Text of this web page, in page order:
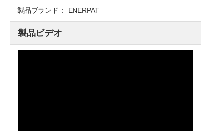
製品ブランド： ENERPAT
製品ビデオ